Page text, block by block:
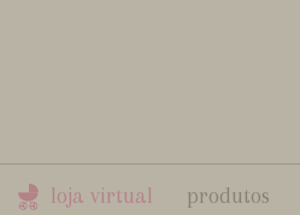
loja virtual produtos